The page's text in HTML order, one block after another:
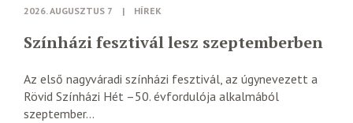
2026. AUGUSZTUS 7 | HÍREK
Színházi fesztivál lesz szeptemberben
Az első nagyváradi színházi fesztivál, az úgynevezett a
Rövid Színházi Hét –50. évfordulója alkalmából
szeptember...